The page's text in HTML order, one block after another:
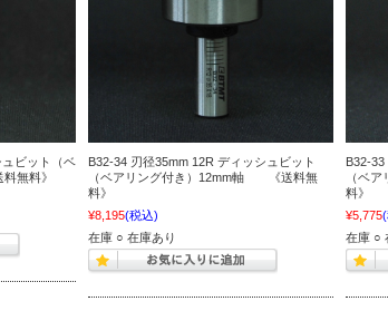
ビット（ベ
無料》
B32-34 刃径35mm 12R ディッシュビット
（ベアリング付き）12mm軸 《送料無
料》
¥8,195(税込)
在庫 ○ 在庫あり
B32-
（ベ
料》
¥5,775
在庫 ○